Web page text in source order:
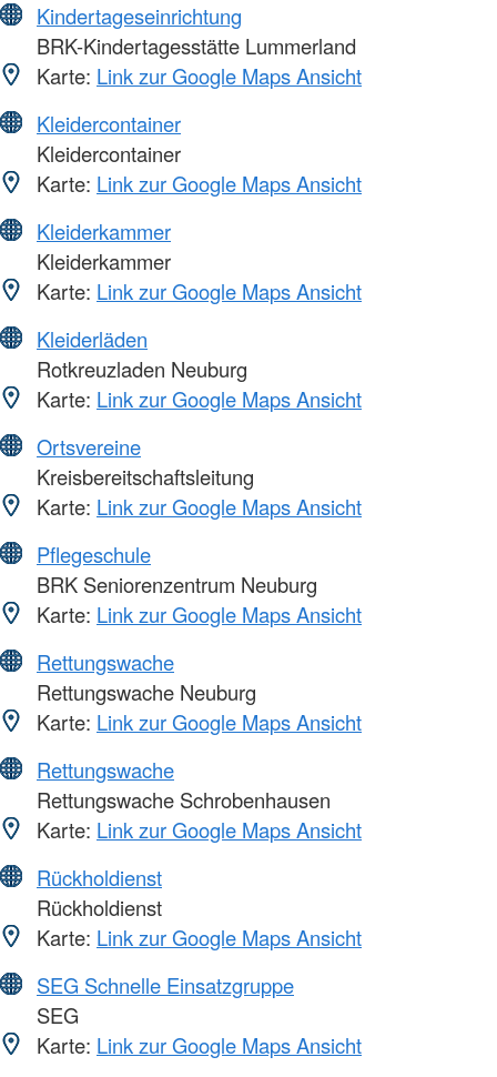
Kindertageseinrichtung
BRK-Kindertagesstätte Lummerland
Karte: Link zur Google Maps Ansicht
Kleidercontainer
Kleidercontainer
Karte: Link zur Google Maps Ansicht
Kleiderkammer
Kleiderkammer
Karte: Link zur Google Maps Ansicht
Kleiderläden
Rotkreuzladen Neuburg
Karte: Link zur Google Maps Ansicht
Ortsvereine
Kreisbereitschaftsleitung
Karte: Link zur Google Maps Ansicht
Pflegeschule
BRK Seniorenzentrum Neuburg
Karte: Link zur Google Maps Ansicht
Rettungswache
Rettungswache Neuburg
Karte: Link zur Google Maps Ansicht
Rettungswache
Rettungswache Schrobenhausen
Karte: Link zur Google Maps Ansicht
Rückholdienst
Rückholdienst
Karte: Link zur Google Maps Ansicht
SEG Schnelle Einsatzgruppe
SEG
Karte: Link zur Google Maps Ansicht